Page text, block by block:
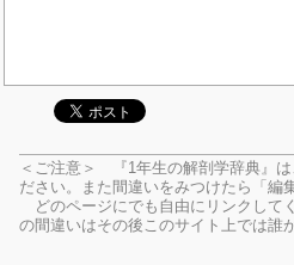
＜ご注意＞ 『1年生の解剖学辞典』は
ださい。
また間違いをみつけたら「編
どのページにでも自由にリンクして
の間違いはその後このサイト上では誰